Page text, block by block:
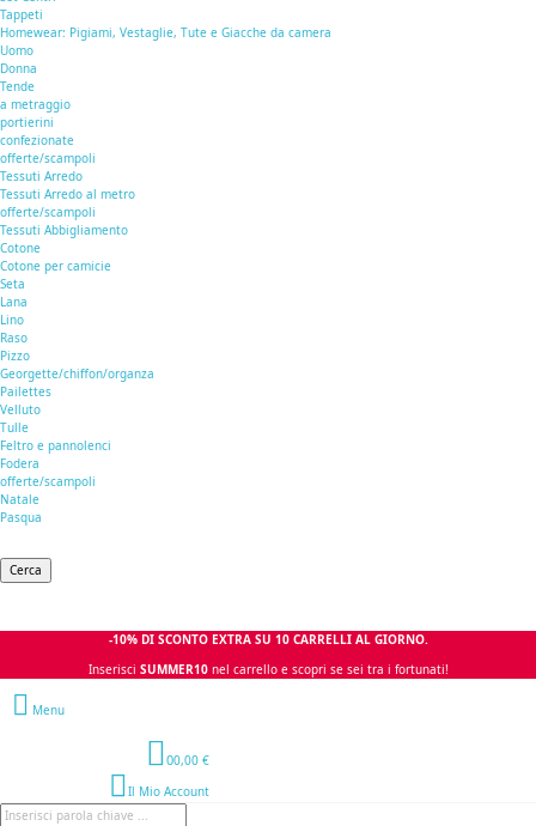
Tappeti
Homewear: Pigiami, Vestaglie, Tute e Giacche da camera
Uomo
Donna
Tende
a metraggio
portierini
confezionate
offerte/scampoli
Tessuti Arredo
Tessuti Arredo al metro
offerte/scampoli
Tessuti Abbigliamento
Cotone
Cotone per camicie
Seta
Lana
Lino
Raso
Pizzo
Georgette/chiffon/organza
Pailettes
Velluto
Tulle
Feltro e pannolenci
Fodera
offerte/scampoli
Natale
Pasqua
Cerca
-10% DI SCONTO EXTRA SU 10 CARRELLI AL GIORNO.
Inserisci SUMMER10 nel carrello e scopri se sei tra i fortunati!
Menu
00,00 €
Il Mio Account